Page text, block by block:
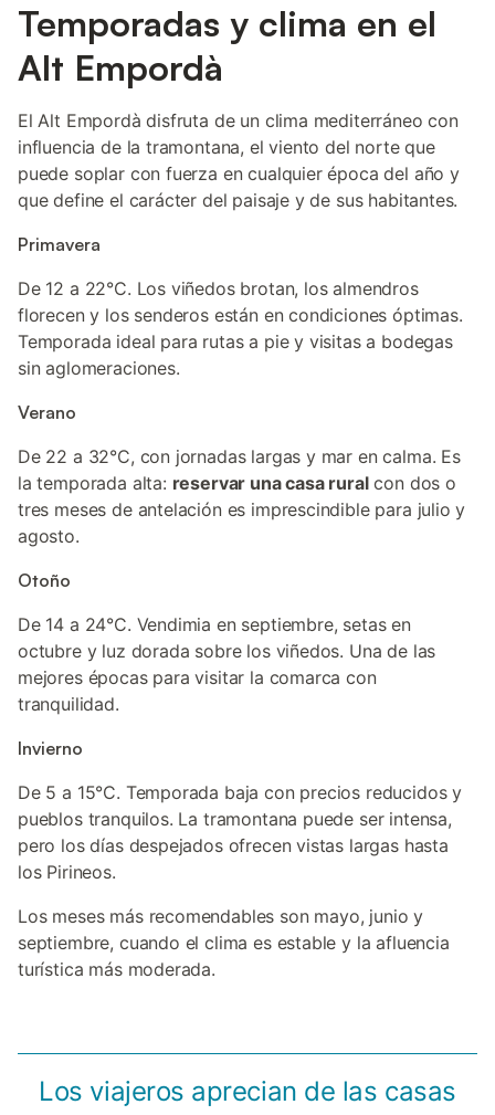
Temporadas y clima en el
Alt Empordà
El Alt Empordà disfruta de un clima mediterráneo con
influencia de la tramontana, el viento del norte que
puede soplar con fuerza en cualquier época del año y
que define el carácter del paisaje y de sus habitantes.
Primavera
De 12 a 22°C. Los viñedos brotan, los almendros
florecen y los senderos están en condiciones óptimas.
Temporada ideal para rutas a pie y visitas a bodegas
sin aglomeraciones.
Verano
De 22 a 32°C, con jornadas largas y mar en calma. Es
la temporada alta: reservar una casa ruralcon dos o
tres meses de antelación es imprescindible para julio y
agosto.
Otoño
De 14 a 24°C. Vendimia en septiembre, setas en
octubre y luz dorada sobre los viñedos. Una de las
mejores épocas para visitar la comarca con
tranquilidad.
Invierno
De 5 a 15°C. Temporada baja con precios reducidos y
pueblos tranquilos. La tramontana puede ser intensa,
pero los días despejados ofrecen vistas largas hasta
los Pirineos.
Los meses más recomendables son mayo, junio y
septiembre, cuando el clima es estable y la afluencia
turística más moderada.
Los viajeros aprecian de las casas